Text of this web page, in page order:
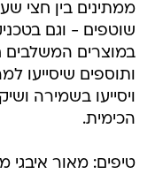
ממתינים בין חצי
שוטפים - וגם
במוצרים המשלבים
ותוספים שיסייעו
ויסייעו בשמירה
הכימית.
טיפים: מאור